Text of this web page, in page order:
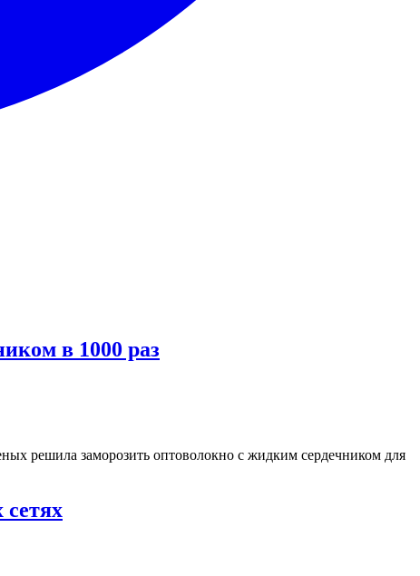
в 1000 раз
решила заморозить оптоволокно с жидким сердечником для